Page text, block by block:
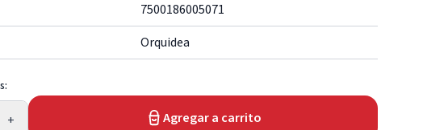
7500186005071
Orquidea
+ Agregar a carrito